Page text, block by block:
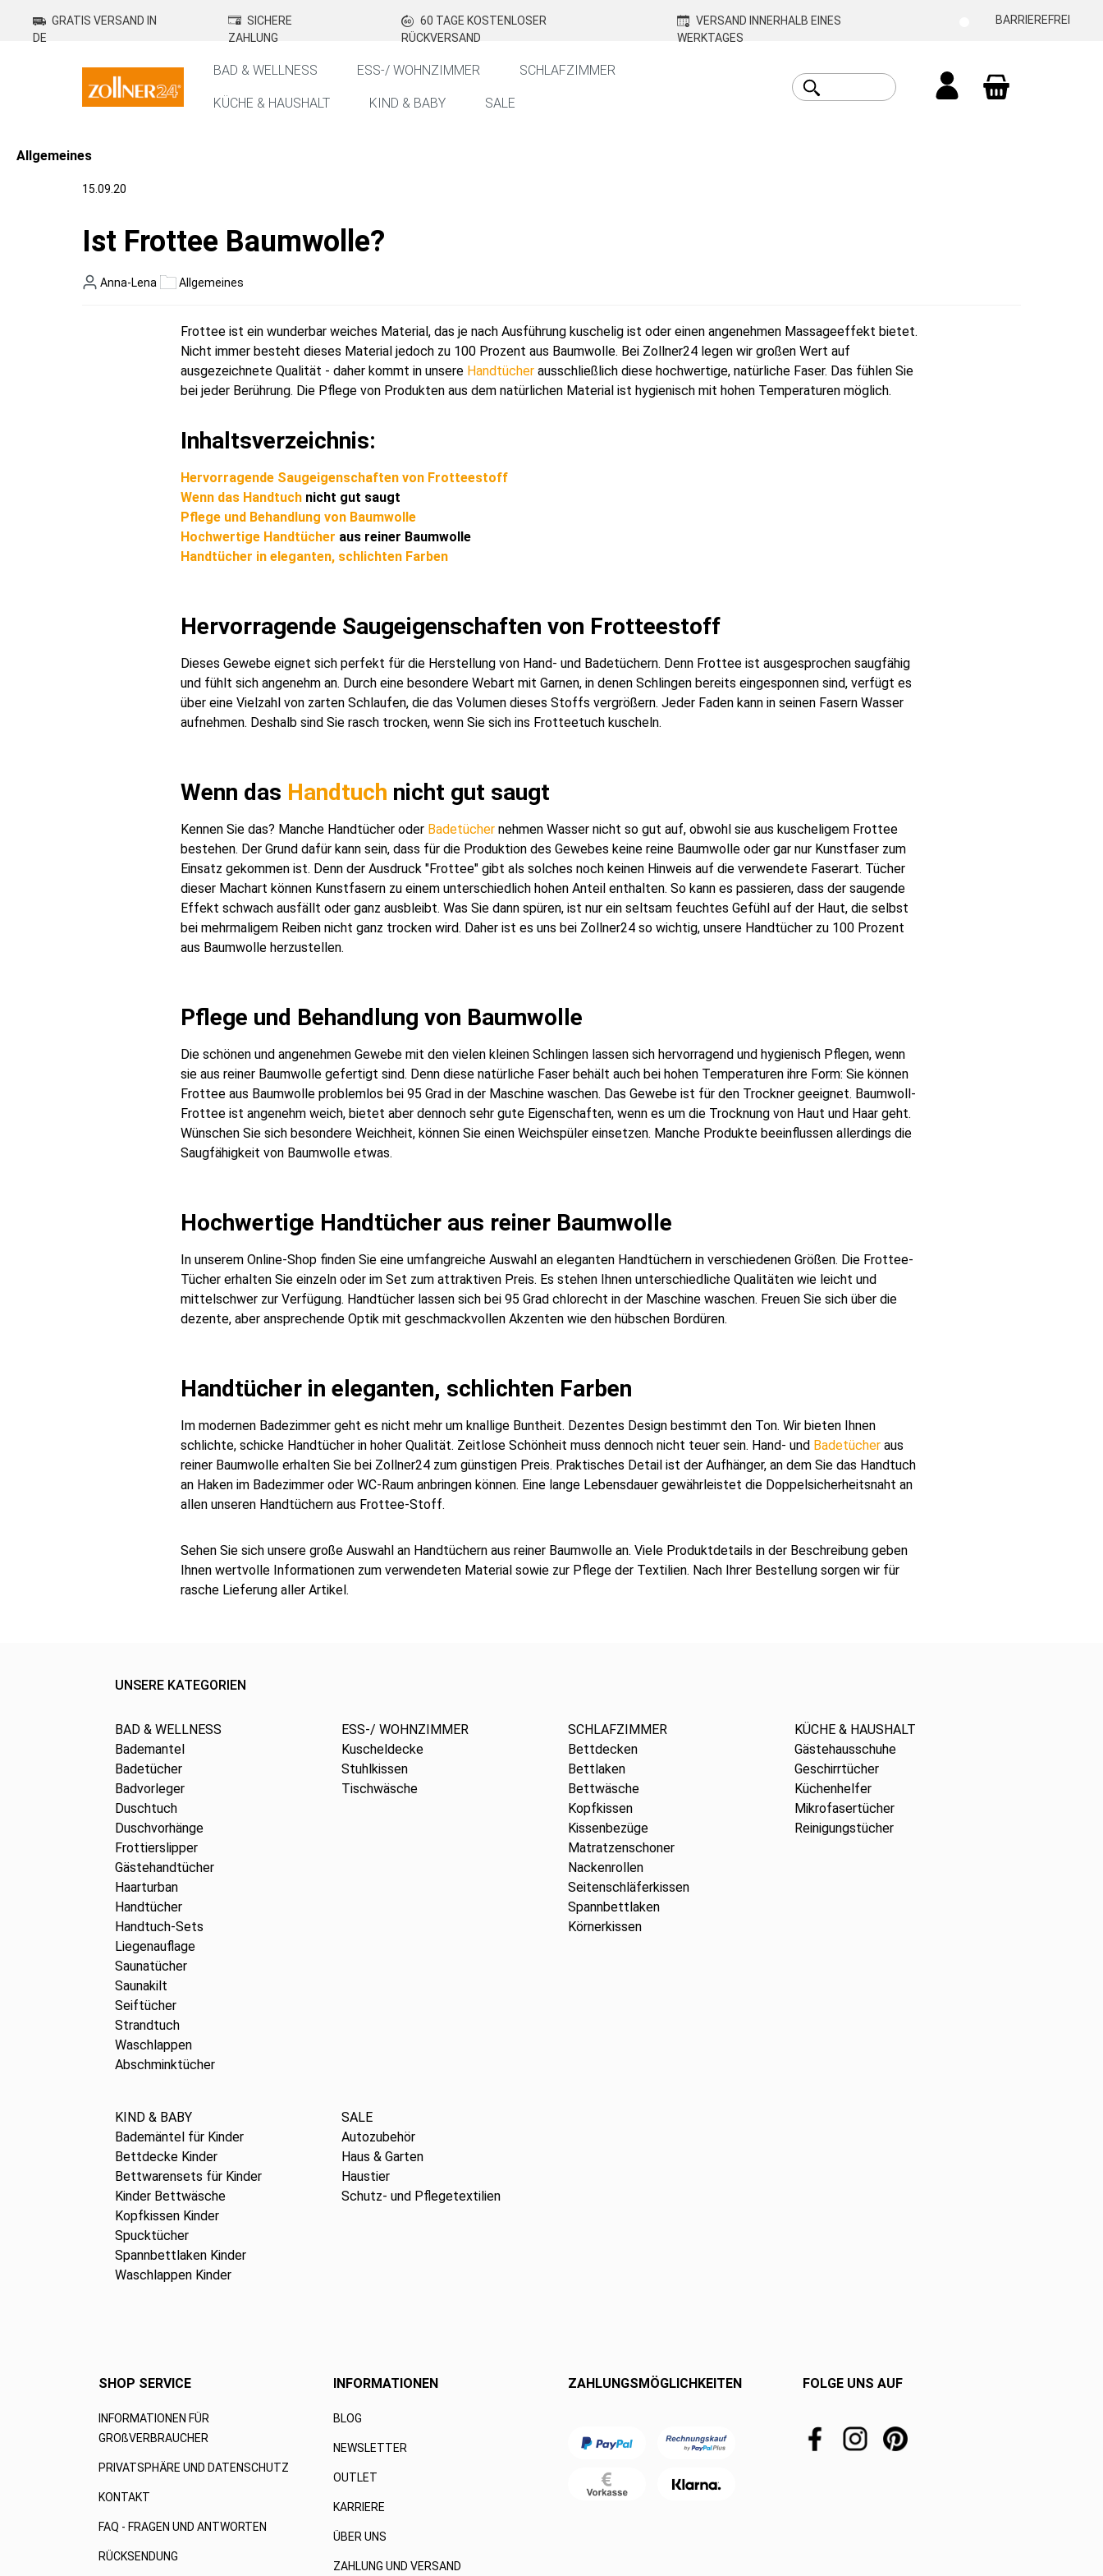
Zur Hauptnavigation springen
GRATIS VERSAND IN
DE
SICHERE
ZAHLUNG
60 TAGE KOSTENLOSER
RÜCKVERSAND
VERSAND INNERHALB EINES
WERKTAGES
BARRIEREFREI
BAD & WELLNESS ESS-/ WOHNZIMMER SCHLAFZIMMER
KÜCHE & HAUSHALT KIND & BABY
SALE
Allgemeines
15.09.20
Ist Frottee Baumwolle?
Anna-Lena Allgemeines
Frottee ist ein wunderbar weiches Material, das je nach Ausführung kuschelig ist oder einen angenehmen Massageeffekt bietet.
Nicht immer besteht dieses Material jedoch zu 100 Prozent aus Baumwolle. Bei Zollner24 legen wir großen Wert auf
ausgezeichnete Qualität - daher kommt in unsere Handtücher ausschließlich diese hochwertige, natürliche Faser. Das fühlen Sie
bei jeder Berührung. Die Pflege von Produkten aus dem natürlichen Material ist hygienisch mit hohen Temperaturen möglich.
Inhaltsverzeichnis:
Hervorragende Saugeigenschaften von Frotteestoff
Wenn das Handtuch nicht gut saugt
Pflege und Behandlung von Baumwolle
Hochwertige Handtücher aus reiner Baumwolle
Handtücher in eleganten, schlichten Farben
Hervorragende Saugeigenschaften von Frotteestoff
Dieses Gewebe eignet sich perfekt für die Herstellung von Hand- und Badetüchern. Denn Frottee ist ausgesprochen saugfähig
und fühlt sich angenehm an. Durch eine besondere Webart mit Garnen, in denen Schlingen bereits eingesponnen sind, verfügt es
über eine Vielzahl von zarten Schlaufen, die das Volumen dieses Stoffs vergrößern. Jeder Faden kann in seinen Fasern Wasser
aufnehmen. Deshalb sind Sie rasch trocken, wenn Sie sich ins Frotteetuch kuscheln.
Wenn das Handtuch nicht gut saugt
Kennen Sie das? Manche Handtücher oder Badetücher nehmen Wasser nicht so gut auf, obwohl sie aus kuscheligem Frottee
bestehen. Der Grund dafür kann sein, dass für die Produktion des Gewebes keine reine Baumwolle oder gar nur Kunstfaser zum
Einsatz gekommen ist. Denn der Ausdruck "Frottee" gibt als solches noch keinen Hinweis auf die verwendete Faserart. Tücher
dieser Machart können Kunstfasern zu einem unterschiedlich hohen Anteil enthalten. So kann es passieren, dass der saugende
Effekt schwach ausfällt oder ganz ausbleibt. Was Sie dann spüren, ist nur ein seltsam feuchtes Gefühl auf der Haut, die selbst
bei mehrmaligem Reiben nicht ganz trocken wird. Daher ist es uns bei Zollner24 so wichtig, unsere Handtücher zu 100 Prozent
aus Baumwolle herzustellen.
Pflege und Behandlung von Baumwolle
Die schönen und angenehmen Gewebe mit den vielen kleinen Schlingen lassen sich hervorragend und hygienisch Pflegen, wenn
sie aus reiner Baumwolle gefertigt sind. Denn diese natürliche Faser behält auch bei hohen Temperaturen ihre Form: Sie können
Frottee aus Baumwolle problemlos bei 95 Grad in der Maschine waschen. Das Gewebe ist für den Trockner geeignet. Baumwoll-
Frottee ist angenehm weich, bietet aber dennoch sehr gute Eigenschaften, wenn es um die Trocknung von Haut und Haar geht.
Wünschen Sie sich besondere Weichheit, können Sie einen Weichspüler einsetzen. Manche Produkte beeinflussen allerdings die
Saugfähigkeit von Baumwolle etwas.
Hochwertige Handtücher aus reiner Baumwolle
In unserem Online-Shop finden Sie eine umfangreiche Auswahl an eleganten Handtüchern in verschiedenen Größen. Die Frottee-
Tücher erhalten Sie einzeln oder im Set zum attraktiven Preis. Es stehen Ihnen unterschiedliche Qualitäten wie leicht und
mittelschwer zur Verfügung. Handtücher lassen sich bei 95 Grad chlorecht in der Maschine waschen. Freuen Sie sich über die
dezente, aber ansprechende Optik mit geschmackvollen Akzenten wie den hübschen Bordüren.
Handtücher in eleganten, schlichten Farben
Im modernen Badezimmer geht es nicht mehr um knallige Buntheit. Dezentes Design bestimmt den Ton. Wir bieten Ihnen
schlichte, schicke Handtücher in hoher Qualität. Zeitlose Schönheit muss dennoch nicht teuer sein. Hand- und Badetücher aus
reiner Baumwolle erhalten Sie bei Zollner24 zum günstigen Preis. Praktisches Detail ist der Aufhänger, an dem Sie das Handtuch
an Haken im Badezimmer oder WC-Raum anbringen können. Eine lange Lebensdauer gewährleistet die Doppelsicherheitsnaht an
allen unseren Handtüchern aus Frottee-Stoff.
Sehen Sie sich unsere große Auswahl an Handtüchern aus reiner Baumwolle an. Viele Produktdetails in der Beschreibung geben
Ihnen wertvolle Informationen zum verwendeten Material sowie zur Pflege der Textilien. Nach Ihrer Bestellung sorgen wir für
rasche Lieferung aller Artikel.
UNSERE KATEGORIEN
BAD & WELLNESS
Bademantel
Badetücher
Badvorleger
Duschtuch
Duschvorhänge
Frottierslipper
Gästehandtücher
Haarturban
Handtücher
Handtuch-Sets
Liegenauflage
Saunatücher
Saunakilt
Seiftücher
Strandtuch
Waschlappen
Abschminktücher
ESS-/ WOHNZIMMER
Kuscheldecke
Stuhlkissen
Tischwäsche
SCHLAFZIMMER
Bettdecken
Bettlaken
Bettwäsche
Kopfkissen
Kissenbezüge
Matratzenschoner
Nackenrollen
Seitenschläferkissen
Spannbettlaken
Körnerkissen
KÜCHE & HAUSHALT
Gästehausschuhe
Geschirrtücher
Küchenhelfer
Mikrofasertücher
Reinigungstücher
KIND & BABY
Bademäntel für Kinder
Bettdecke Kinder
Bettwarensets für Kinder
Kinder Bettwäsche
Kopfkissen Kinder
Spucktücher
Spannbettlaken Kinder
Waschlappen Kinder
SALE
Autozubehör
Haus & Garten
Haustier
Schutz- und Pflegetextilien
SHOP SERVICE
INFORMATIONEN FÜR
GROßVERBRAUCHER
PRIVATSPHÄRE UND DATENSCHUTZ
KONTAKT
FAQ - FRAGEN UND ANTWORTEN
RÜCKSENDUNG
INFORMATIONEN
BLOG
NEWSLETTER
OUTLET
KARRIERE
ÜBER UNS
ZAHLUNG UND VERSAND
ZAHLUNGSMÖGLICHKEITEN FOLGE UNS AUF